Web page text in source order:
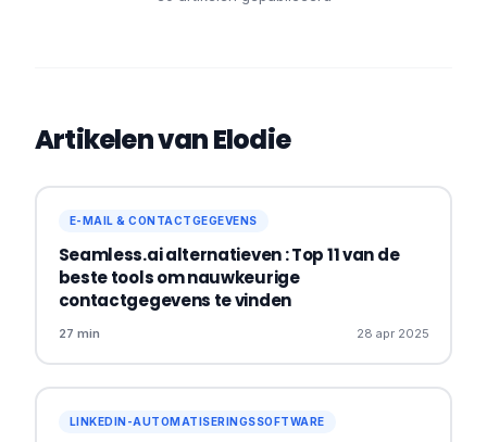
Artikelen van Elodie
E-MAIL & CONTACTGEGEVENS
Seamless.ai alternatieven : Top 11 van de
beste tools om nauwkeurige
contactgegevens te vinden
27 min 28 apr 2025
LINKEDIN-AUTOMATISERINGSSOFTWARE